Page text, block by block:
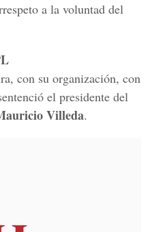
a la voluntad del
con su organización, con
el presidente del
Villeda.